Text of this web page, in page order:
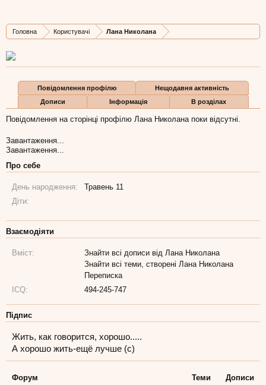
Головна Користувачі Лана Николана
Дописів
564
Карма
3
Бали
0
Повідомлення профілю
Нещодавня активність
Дописи
Інформація В розділах
Повідомлення на сторінці профілю Лана Николана поки відсутні.
Завантаження...
Завантаження...
Про себе
День народження:
Травень 11
Діти:
Взаємодіяти
Вміст:
Знайти всі дописи від Лана Николана
Знайти всі теми, створені Лана Николана
Переписка
ICQ:
494-245-747
Підпис
Жить, как говорится, хорошо.....
А хорошо жить-ещё лучше (с)
Форум Теми
Дописи